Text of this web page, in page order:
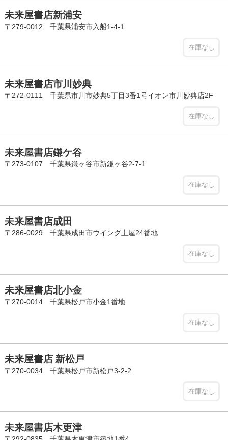
未来屋書店新浦安
〒279-0012 千葉県浦安市入船1-4-1
在庫なし
未来屋書店市川妙典
〒272-0111 千葉県市川市妙典5丁目3番1号イオン市川妙典店2F
在庫なし
未来屋書店鎌ケ谷
〒273-0107 千葉県鎌ヶ谷市新鎌ヶ谷2-7-1
在庫なし
未来屋書店成田
〒286-0029 千葉県成田市ウイング土屋24番地
在庫なし
未来屋書店北小金
〒270-0014 千葉県松戸市小金1番地
在庫なし
未来屋書店 新松戸
〒270-0034 千葉県松戸市新松戸3-2-2
在庫なし
未来屋書店木更津